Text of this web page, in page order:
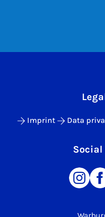
Imprint Data
Social